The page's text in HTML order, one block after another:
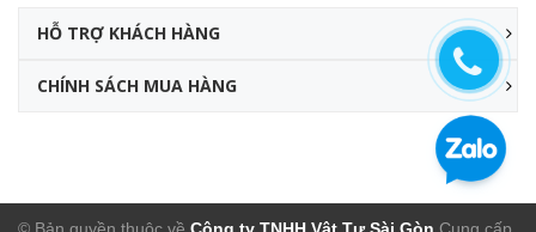
HỖ TRỢ KHÁCH HÀNG
CHÍNH SÁCH MUA HÀNG